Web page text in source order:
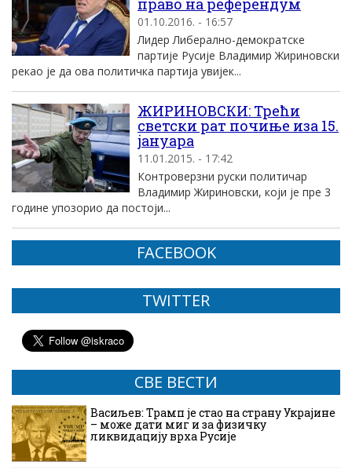
право на референдум
01.10.2016. - 16:57
Лидер Либерално-демократске
партије Русије Владимир Жириновски
рекао је да ова политичка партија увијек...
ЖИРИНОВСКИ: Трећи
светски рат почиње иза 15.
јануара
11.01.2015. - 17:42
Контроверзни руски политичар
Владимир Жириновски, који је пре 3
године упозорио да постоји...
FACEBOOK
TWITTER
СВЕ ВЕСТИ
Васиљев: Трамп је стао на страну Украјине
– може дати миг и за физичку
ликвидацију врха Русије